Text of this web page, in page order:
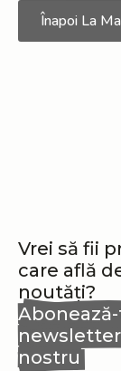
Înapoi La
Vrei să fii
care află
noutăți?
nostru